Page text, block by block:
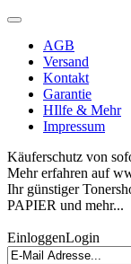
AGB
Versand
Kontakt
Garantie
HIlfe & Mehr
Impressum
Käuferschutz von
Mehr erfahren auf
Ihr günstiger
PAPIER und mehr...
EinloggenLogin